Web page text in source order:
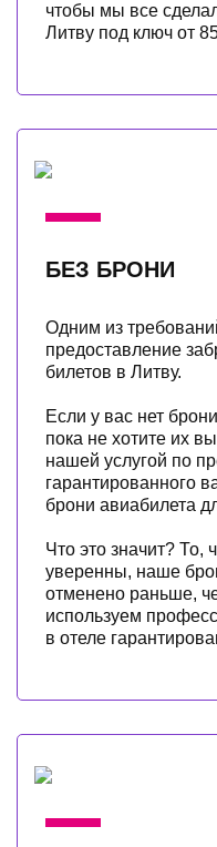
чтобы мы все
Литву под ключ от
БЕЗ БРОНИ
Одним из
предоставление
билетов в Литву.
Если у вас нет
пока не хотите их
нашей услугой по
гарантированного
брони авиабилета
Что это значит? То,
уверенны, наше
отменено раньше,
используем
в отеле